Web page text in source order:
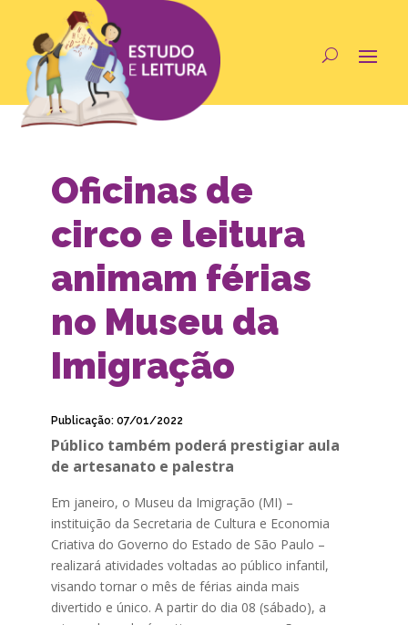
Oficinas de
circo e leitura
animam férias
no Museu da
Imigração
Publicação: 07/01/2022
Público também poderá prestigiar aula
de artesanato e palestra
Em janeiro, o Museu da Imigração (MI) –
instituição da Secretaria de Cultura e Economia
Criativa do Governo do Estado de São Paulo –
realizará atividades voltadas ao público infantil,
visando tornar o mês de férias ainda mais
divertido e único. A partir do dia 08 (sábado), a